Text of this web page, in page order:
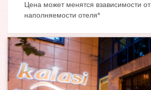
Цена может менятся взависимости от
наполняемости отеля*